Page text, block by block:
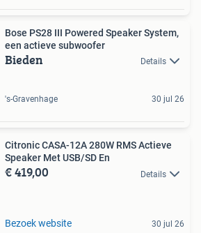
Bose PS28 III Powered Speaker System,
een actieve subwoofer
Bieden Details
's-Gravenhage 30 jul 26
Citronic CASA-12A 280W RMS Actieve
Speaker Met USB/SD En
€ 419,00 Details
Bezoek website 30 jul 26